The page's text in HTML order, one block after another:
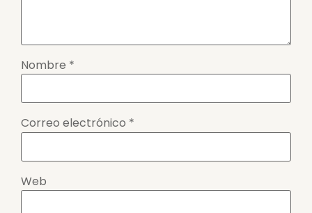
Nombre *
Correo electrónico *
Web